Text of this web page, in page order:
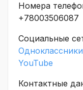
Номера
+78003506087
Социальные
Одноклассники
YouTube
Контактные